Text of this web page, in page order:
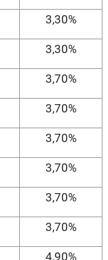
3,30%
3,30%
3,70%
3,70%
3,70%
3,70%
3,70%
3,70%
4,90%